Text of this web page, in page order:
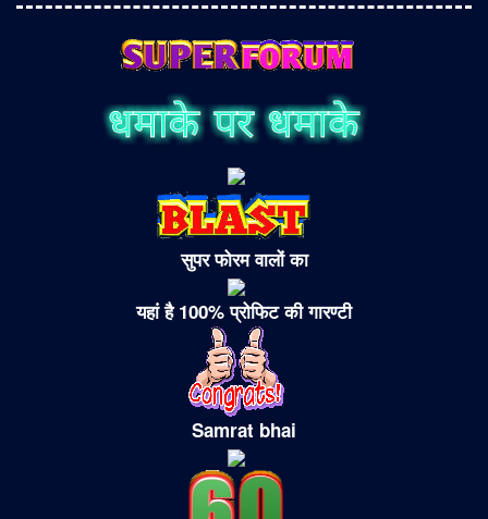
सुपर फोरम वालों का
यहां है 100% प्रोफिट की गारण्टी
Samrat bhai